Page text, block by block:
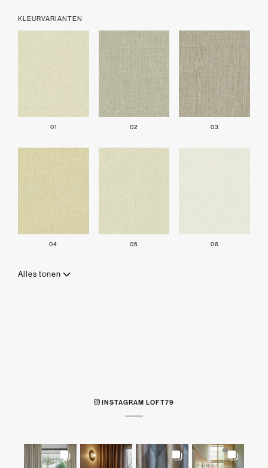
KLEURVARIANTEN
01 02 03
04 05 06
Alles tonen
INSTAGRAM LOFT79